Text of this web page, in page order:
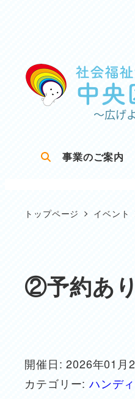
事業のご案内
トップページ イベント
②予約あ
開催日: 2026年01
カテゴリー: ハンデ